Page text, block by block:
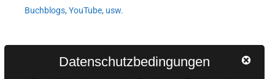
Buchblogs, YouTube, usw.
Datenschutzbedingungen